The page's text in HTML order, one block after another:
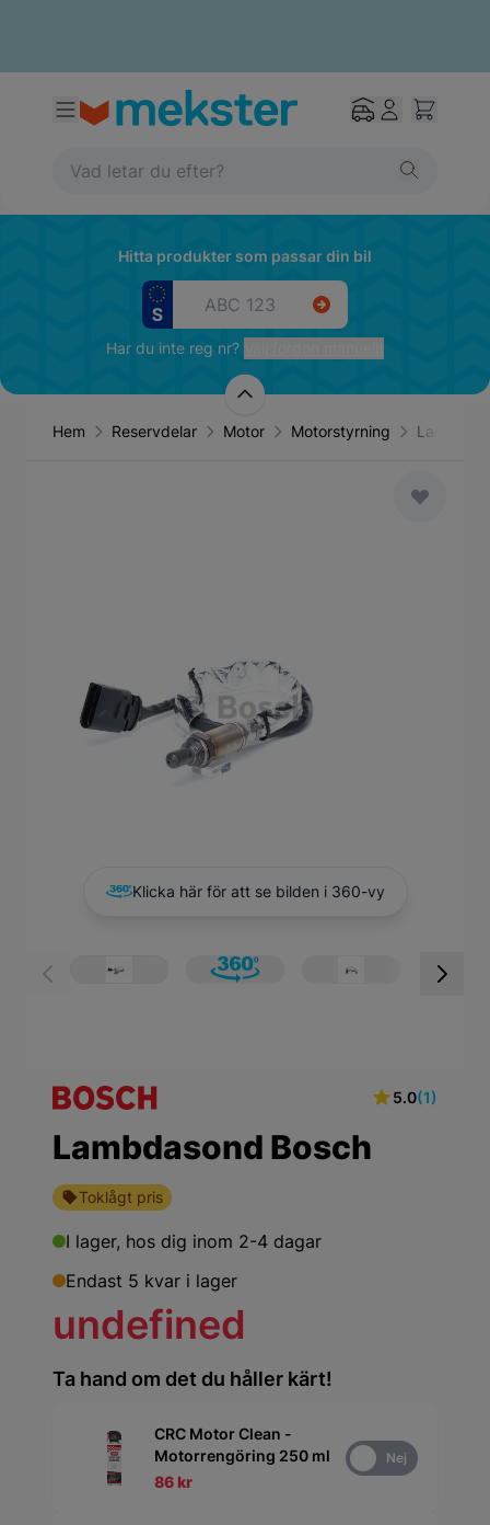
Hitta produkter som passar din bil
Har du inte reg nr?
Hem Reservdelar Motor Motorstyrning
Klicka här för att se bilden i 360-vy
View larger image
View larger image
View larger
5.0(1)
Lambdasond Bosch
Toklågt pris
I lager, hos dig inom 2-4 dagar
Endast 5 kvar i lager
undefined
Ta hand om det du håller kärt!
CRC Motor Clean -
Motorrengöring 250 ml
86 kr
Nej